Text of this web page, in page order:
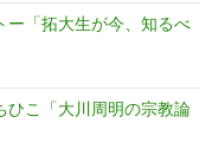
ー「拓大生が今、知るべ
ひこ「大川周明の宗教論